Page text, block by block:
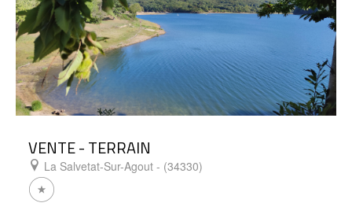
VENTE - TERRAIN
La Salvetat-Sur-Agout - (34330)